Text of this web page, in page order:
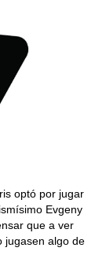
optó por jugar
Evgeny
que a ver
jugasen algo de